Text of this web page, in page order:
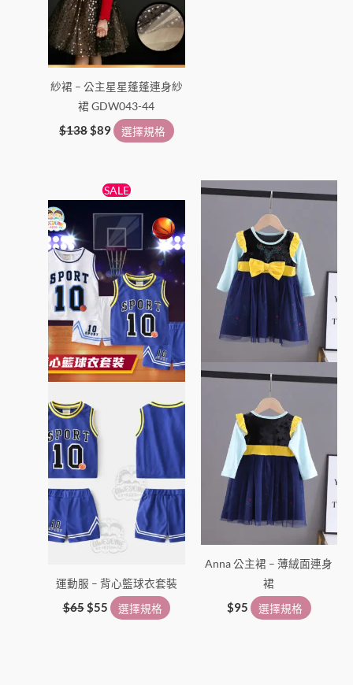
紗裙 – 公主星星蓬蓬連身紗
裙 GDW043-44
$138$89 選擇規格
選
項
SALE
運動服 – 背心籃球衣套裝
$65
始
價
格：
$65。
$55
目
前
價
格：
$55。
選擇規格
品
有
多
種
式。
可
在
產
品
頁
面
選
選
項
Anna 公主裙 – 薄絨面連身
裙
$95 選擇規格
種
式。
可
在
產
選